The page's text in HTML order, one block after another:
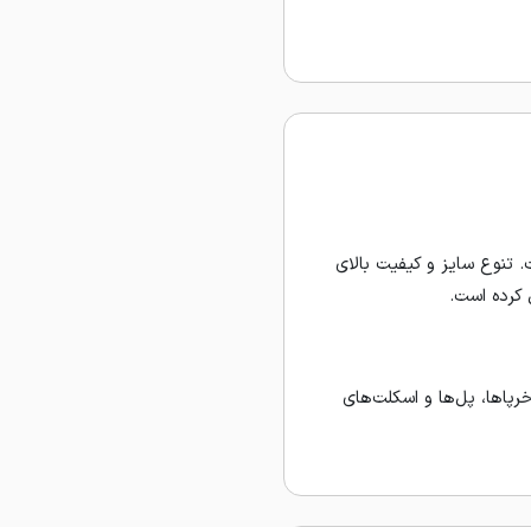
در ضخامت‌های ۴ تا ۱۰ میلی‌متر و با طول شاخه ۶ متری است. تنوع سایز و کیفیت بالای
کرده است.
پل‌ها و اسکلت‌های